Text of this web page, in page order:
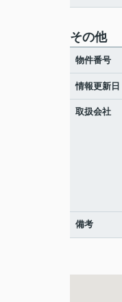
その他
物件番号
情報更新日
取扱会社
備考